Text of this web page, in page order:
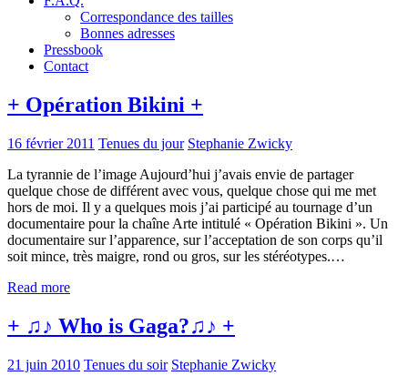
Correspondance des tailles
Bonnes adresses
Pressbook
Contact
+ Opération Bikini +
16 février 2011 Tenues du jour Stephanie Zwicky
La tyrannie de l’image Aujourd’hui j’avais envie de partager
quelque chose de différent avec vous, quelque chose qui me met
hors de moi. Il y a quelques mois j’ai participé au tournage d’un
documentaire pour la chaîne Arte intitulé « Opération Bikini ». Un
documentaire sur l’apparence, sur l’acceptation de son corps qu’il
soit mince, très maigre, rond ou gros, sur les stéréotypes.…
Read more
+ ♫♪ Who is Gaga?♫♪ +
21 juin 2010 Tenues du soir Stephanie Zwicky